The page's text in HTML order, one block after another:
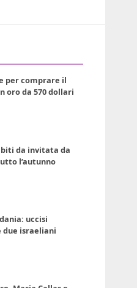
per comprare il
oro da 570 dollari
da invitata da
l’autunno
uccisi
israeliani